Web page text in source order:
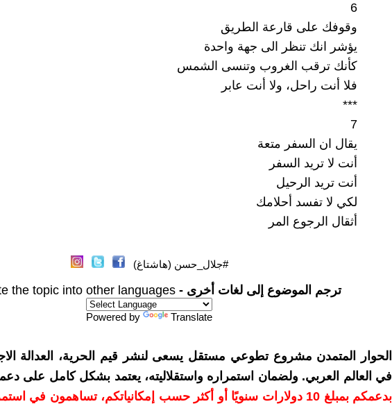
6
وقوفك على قارعة الطريق
يؤشر انك تنظر الى جهة واحدة
كأنك ترقب الغروب وتنسى الشمس
فلا أنت راحل، ولا أنت عابر
***
7
يقال ان السفر متعة
أنت لا تريد السفر
أنت تريد الرحيل
لكي لا تفسد أحلامك
أثقال الرجوع المر
#جلال_حسن (هاشتاغ)
ترجم الموضوع إلى لغات أخرى - the topic into other languages
Powered by Translate
الحوار المتمدن مشروع تطوعي مستقل يسعى لنشر قيم الحرية، العدالة
في العالم العربي. ولضمان استمراره واستقلاليته، يعتمد بشكل كامل على
بدعمكم بمبلغ 10 دولارات سنويًا أو أكثر حسب إمكانياتكم، تساهمون في